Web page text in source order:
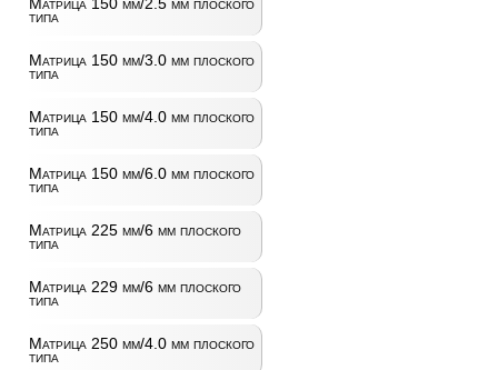
типа
Матрица 150 мм/3.0 мм плоского
типа
Матрица 150 мм/4.0 мм плоского
типа
Матрица 150 мм/6.0 мм плоского
типа
Матрица 225 мм/6 мм плоского
типа
Матрица 229 мм/6 мм плоского
типа
Матрица 250 мм/4.0 мм плоского
типа